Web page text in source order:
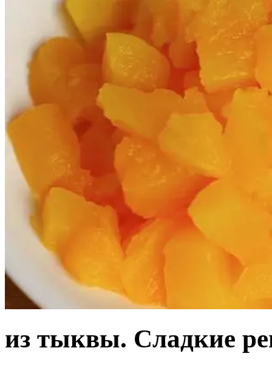
из тыквы. Сладкие